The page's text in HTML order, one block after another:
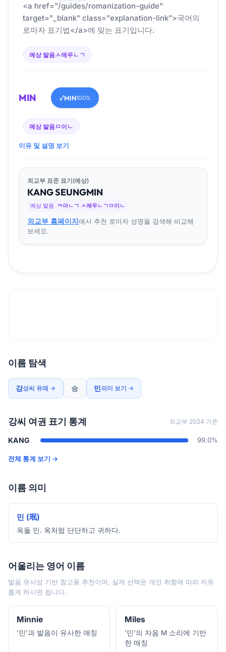
<a href="/guides/romanization-guide"
target="_blank" class="explanation-link">국어의
로마자 표기법</a>에 맞는 표기입니다.
예상 발음ㅅ에우ㄴㄱ
MIN ✓MIN100%
예상 발음ㅁ이ㄴ
이유 및 설명 보기
외교부 표준 표기(예상)
KANGSEUNGMIN
예상 발음 ㅋ아ㄴㄱ ㅅ에우ㄴㄱㅁ이ㄴ
외교부 홈페이지에서 추천 로마자 성명을 검색해 비교해
보세요.
이름 탐색
강성씨 유래 → 승 민의미 보기 →
강씨 여권 표기 통계 외교부 2024 기준
KANG 99.0%
전체 통계 보기 →
이름 의미
민 (珉)
옥돌 민. 옥처럼 단단하고 귀하다.
어울리는 영어 이름
발음 유사성 기반 참고용 추천이며, 실제 선택은 개인 취향에 따라 자유
롭게 하시면 됩니다.
Minnie
'민'과 발음이 유사한 애칭
Miles
'민'의 자음 M 소리에 기반
한 매칭